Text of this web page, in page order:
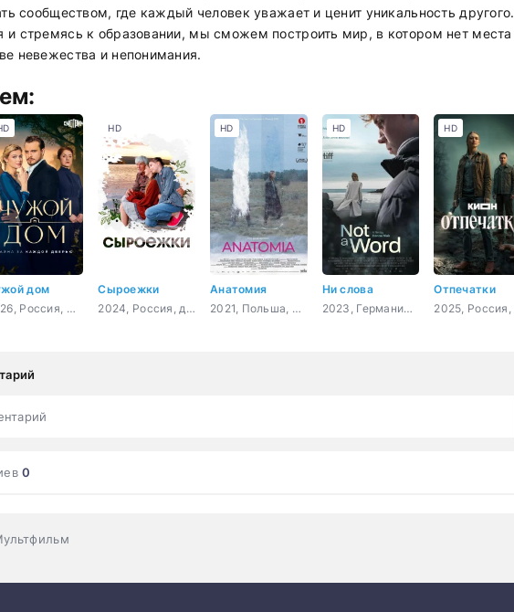
сообществом, где каждый человек уважает и ценит уникальность другого.
и стремясь к образовании, мы сможем построить мир, в котором нет места
невежества и непонимания.
дом
2026, Россия, мелодрама
Сыроежки
2024, Россия, драма
HD
Анатомия
2021, Польша, Франция,
HD
Ни слова
2023, Германия, Словения, Франция, драма
HD
Отпечатки
HD
0